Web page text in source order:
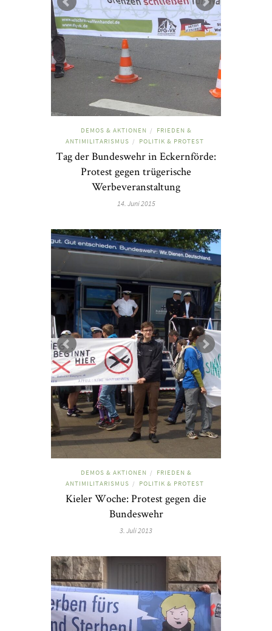
DEMOS & AKTIONEN /
FRIEDEN &
ANTIMILITARISMUS / POLITIK & PROTEST
Tag der Bundeswehr in Eckernförde:
Protest gegen trügerische
Werbeveranstaltung
14. Juni 2015
DEMOS & AKTIONEN /
FRIEDEN &
ANTIMILITARISMUS / POLITIK & PROTEST
Kieler Woche: Protest gegen die
Bundeswehr
3. Juli 2013